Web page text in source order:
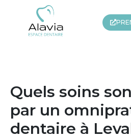
Quels soins
par un
dentaire à